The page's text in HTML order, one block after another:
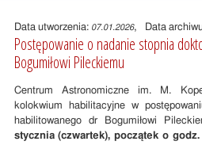
Treść
wpisuData utworzenia: 07.01.2026, Data
Postępowanie o nadanie stopnia
Bogumiłowi Pileckiemu
Centrum Astronomiczne im. M.
kolokwium habilitacyjne w
habilitowanego dr Bogumiłowi
stycznia (czwartek), początek o godz.